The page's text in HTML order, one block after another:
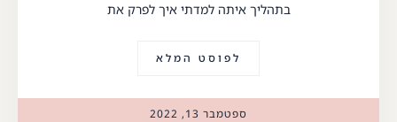
בתהליך איתה למדתי איך לפרק את
לפוסט המלא
ספטמבר 13, 2022